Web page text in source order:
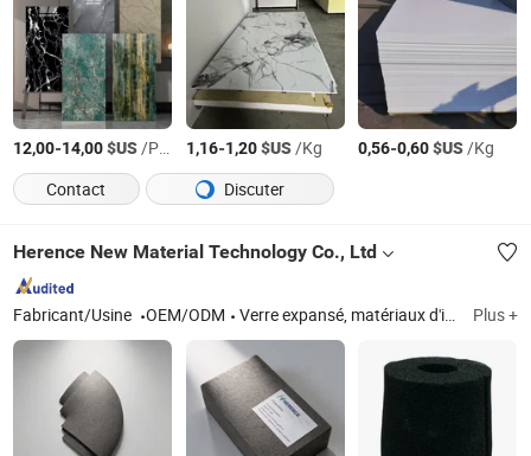
12,00-14,00$US/Pièce 1,16-1,20$US/Kg 0,56-0,60$US/Kg
Contact
Discuter
Herence New Material Technology Co., Ltd
Fabricant/Usine OEM/ODM Verre expansé, matériaux d'isolation en caoutchouc et en plastique, mousse de polyuréthane, laine de verre, mousse de polyisocyanurate, laine de roche, support et accroche, pièces préfabriquées, feuille à ressort, fibre céramique Plus +